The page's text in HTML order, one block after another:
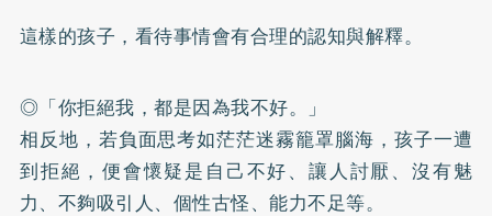
這樣的孩子，看待事情會有合理的認知與解釋。
◎「你拒絕我，都是因為我不好。」
相反地，若負面思考如茫茫迷霧籠罩腦海，孩子一遭
到拒絕，便會懷疑是自己不好、讓人討厭、沒有魅
力、不夠吸引人、個性古怪、能力不足等。